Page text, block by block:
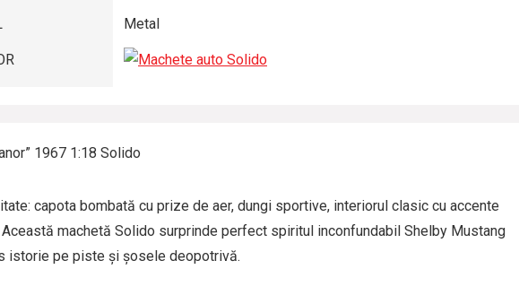
Metal
1967 1:18 Solido
capota bombată cu prize de aer, dungi sportive, interiorul clasic cu accente
machetă Solido surprinde perfect spiritul inconfundabil Shelby Mustang
istorie pe piste și șosele deopotrivă.